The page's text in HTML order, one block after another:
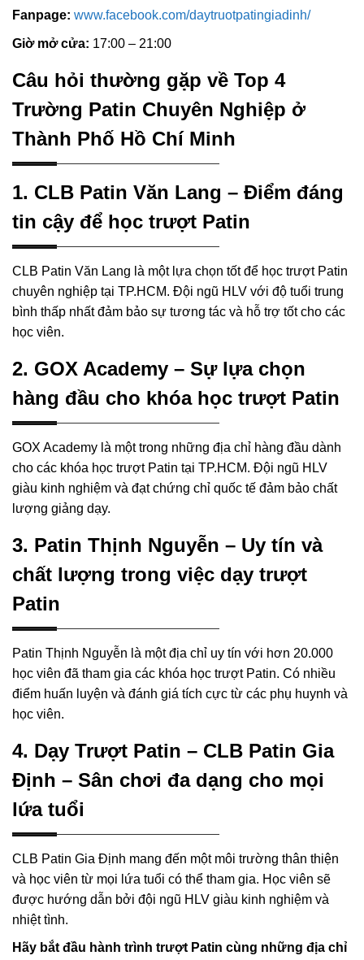
Fanpage: www.facebook.com/daytruotpatingiadinh/
Giờ mở cửa: 17:00 – 21:00
Câu hỏi thường gặp về Top 4
Trường Patin Chuyên Nghiệp ở
Thành Phố Hồ Chí Minh
1. CLB Patin Văn Lang – Điểm đáng
tin cậy để học trượt Patin
CLB Patin Văn Lang là một lựa chọn tốt để học trượt Patin
chuyên nghiệp tại TP.HCM. Đội ngũ HLV với độ tuổi trung
bình thấp nhất đảm bảo sự tương tác và hỗ trợ tốt cho các
học viên.
2. GOX Academy – Sự lựa chọn
hàng đầu cho khóa học trượt Patin
GOX Academy là một trong những địa chỉ hàng đầu dành
cho các khóa học trượt Patin tại TP.HCM. Đội ngũ HLV
giàu kinh nghiệm và đạt chứng chỉ quốc tế đảm bảo chất
lượng giảng dạy.
3. Patin Thịnh Nguyễn – Uy tín và
chất lượng trong việc dạy trượt
Patin
Patin Thịnh Nguyễn là một địa chỉ uy tín với hơn 20.000
học viên đã tham gia các khóa học trượt Patin. Có nhiều
điểm huấn luyện và đánh giá tích cực từ các phụ huynh và
học viên.
4. Dạy Trượt Patin – CLB Patin Gia
Định – Sân chơi đa dạng cho mọi
lứa tuổi
CLB Patin Gia Định mang đến một môi trường thân thiện
và học viên từ mọi lứa tuổi có thể tham gia. Học viên sẽ
được hướng dẫn bởi đội ngũ HLV giàu kinh nghiệm và
nhiệt tình.
Hãy bắt đầu hành trình trượt Patin cùng những địa chỉ